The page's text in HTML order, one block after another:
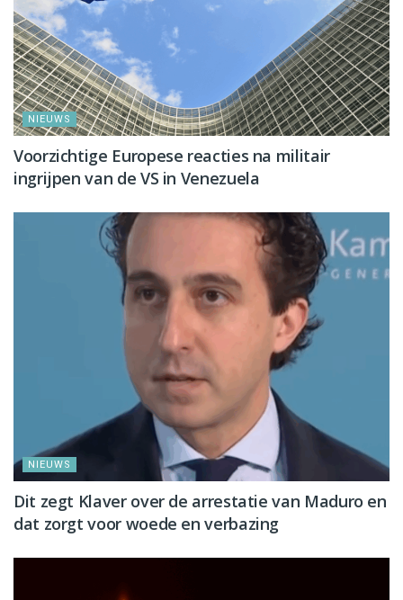
NIEUWS
Voorzichtige Europese reacties na militair
ingrijpen van de VS in Venezuela
NIEUWS
Dit zegt Klaver over de arrestatie van Maduro en
dat zorgt voor woede en verbazing